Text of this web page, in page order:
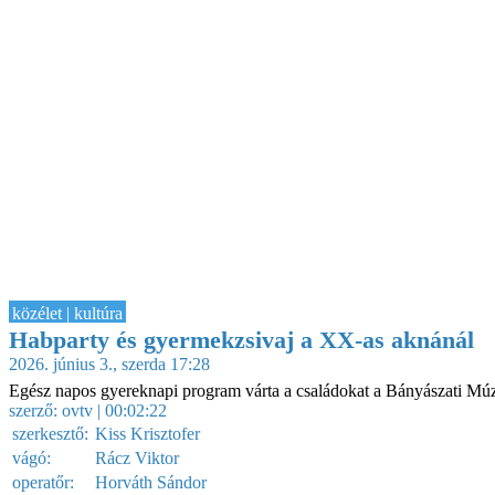
közélet | kultúra
Habparty és gyermekzsivaj a XX-as aknánál
2026. június 3., szerda 17:28
Egész napos gyereknapi program várta a családokat a Bányászati
szerző: ovtv | 00:02:22
szerkesztő: Kiss Krisztofer
vágó:
Rácz Viktor
operatőr:
Horváth Sándor